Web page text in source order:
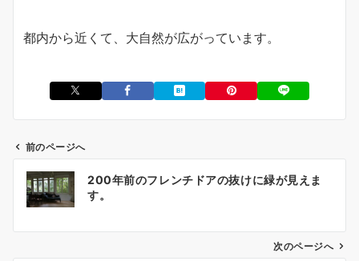
都内から近くて、大自然が広がっています。
ビ
前のページへ
200年前のフレンチドアの抜けに緑が見えま
す。
次のページへ